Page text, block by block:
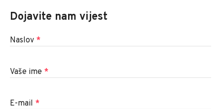
Dojavite nam vijest
Naslov *
Vaše ime *
E-mail *